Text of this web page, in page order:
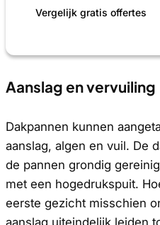
Vergelijk gratis offertes
Aanslag en vervuiling
Dakpannen kunnen
aanslag, algen en vuil. De
de pannen grondig
met een hogedrukspuit.
eerste gezicht misschien